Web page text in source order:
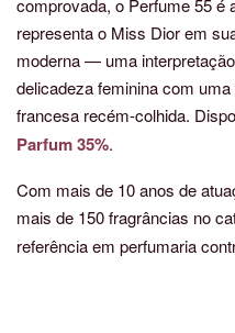
comprovada, o Perfume 55 é
representa o Miss Dior em
moderna — uma
delicadeza feminina com
francesa recém-colhida.
Parfum 35%.
Com mais de 10 anos de
mais de 150 fragrâncias no
referência em perfumaria